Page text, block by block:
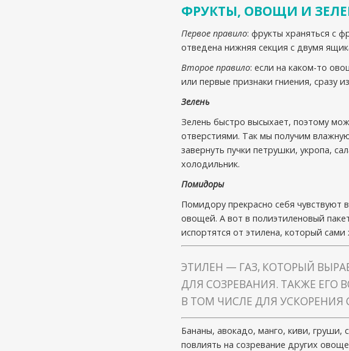
ФРУКТЫ, ОВОЩИ И
Первое правило: фрукты храняться с
отведена нижняя секция с двумя
Второе правило: если на каком-то
или первые признаки гниения, сразу
Зелень
Зелень быстро высыхает, поэтому
отверстиями. Так мы получим
завернуть пучки петрушки, укропа,
холодильник.
Помидоры
Помидору прекрасно себя чувствуют
овощей. А вот в полиэтиленовый
испортятся от этилена, который
ЭТИЛЕН — ГАЗ, КОТОРЫЙ
ДЛЯ СОЗРЕВАНИЯ. ТАКЖЕ ЕГО
В ТОМ ЧИСЛЕ ДЛЯ
Бананы, авокадо, манго, киви,
повлиять на созревание других